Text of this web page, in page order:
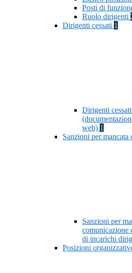
Posti di
Ruolo dirigenti
Dirigenti cessati 1
Dirigenti
web) 1
Sanzioni per
Sanzioni per
comunicazione
di incarichi
Posizioni